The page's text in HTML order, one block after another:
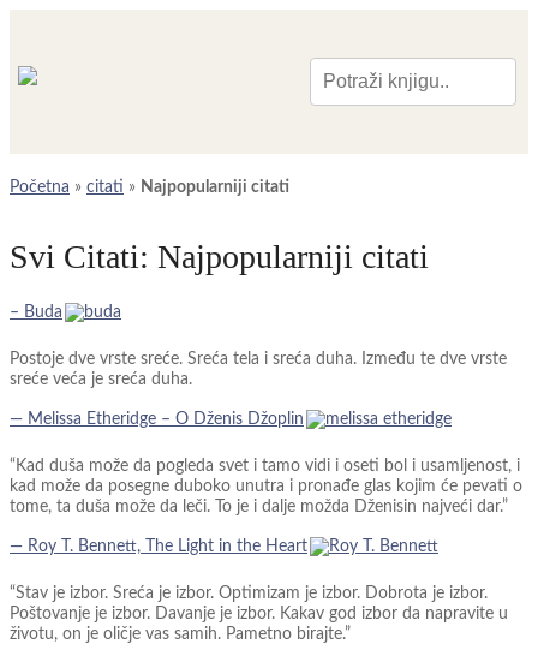
Pretraga
Početna » citati » Najpopularniji citati
Svi Citati: Najpopularniji citati
– Buda
Postoje dve vrste sreće. Sreća tela i sreća duha. Između te dve vrste
sreće veća je sreća duha.
― Melissa Etheridge – O Dženis Džoplin
“Kad duša može da pogleda svet i tamo vidi i oseti bol i usamljenost, i
kad može da posegne duboko unutra i pronađe glas kojim će pevati o
tome, ta duša može da leči. To je i dalje možda Dženisin najveći dar.”
― Roy T. Bennett, The Light in the Heart
“Stav je izbor. Sreća je izbor. Optimizam je izbor. Dobrota je izbor.
Poštovanje je izbor. Davanje je izbor. Kakav god izbor da napravite u
životu, on je oličje vas samih. Pametno birajte.”